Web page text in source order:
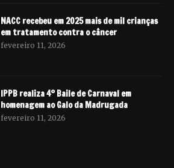
NACC recebeu em 2025 mais de mil crianças
em tratamento contra o câncer
fevereiro 11, 2026
IPPB realiza 4º Baile de Carnaval em
homenagem ao Galo da Madrugada
fevereiro 11, 2026